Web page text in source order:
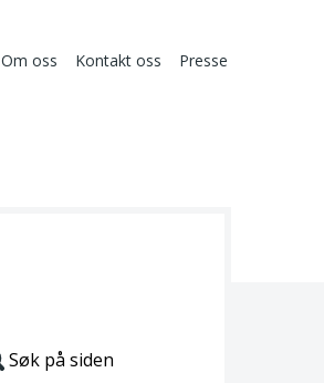
Om oss Kontakt oss Presse
Søk på siden